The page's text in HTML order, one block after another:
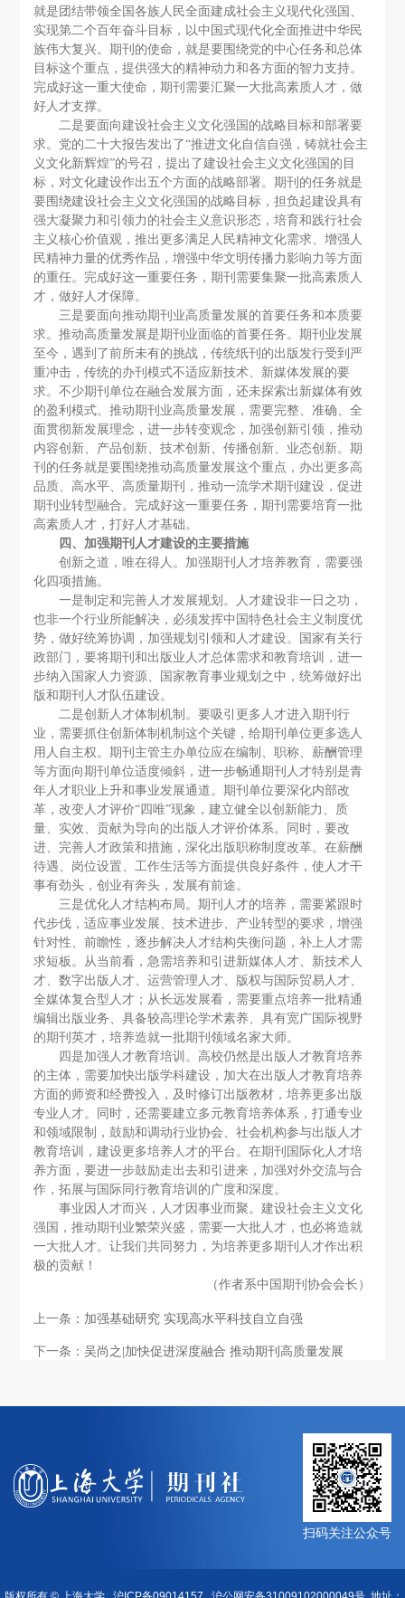
就是团结带领全国各族人民全面建成社会主义现代化强国、
实现第二个百年奋斗目标，以中国式现代化全面推进中华民
族伟大复兴。期刊的使命，就是要围绕党的中心任务和总体
目标这个重点，提供强大的精神动力和各方面的智力支持。
完成好这一重大使命，期刊需要汇聚一大批高素质人才，做
好人才支撑。
二是要面向建设社会主义文化强国的战略目标和部署要
求。党的二十大报告发出了“推进文化自信自强，铸就社会主
义文化新辉煌”的号召，提出了建设社会主义文化强国的目
标，对文化建设作出五个方面的战略部署。期刊的任务就是
要围绕建设社会主义文化强国的战略目标，担负起建设具有
强大凝聚力和引领力的社会主义意识形态，培育和践行社会
主义核心价值观，推出更多满足人民精神文化需求、增强人
民精神力量的优秀作品，增强中华文明传播力影响力等方面
的重任。完成好这一重要任务，期刊需要集聚一批高素质人
才，做好人才保障。
三是要面向推动期刊业高质量发展的首要任务和本质要
求。推动高质量发展是期刊业面临的首要任务。期刊业发展
至今，遇到了前所未有的挑战，传统纸刊的出版发行受到严
重冲击，传统的办刊模式不适应新技术、新媒体发展的要
求。不少期刊单位在融合发展方面，还未探索出新媒体有效
的盈利模式。推动期刊业高质量发展，需要完整、准确、全
面贯彻新发展理念，进一步转变观念，加强创新引领，推动
内容创新、产品创新、技术创新、传播创新、业态创新。期
刊的任务就是要围绕推动高质量发展这个重点，办出更多高
品质、高水平、高质量期刊，推动一流学术期刊建设，促进
期刊业转型融合。完成好这一重要任务，期刊需要培育一批
高素质人才，打好人才基础。
四、加强期刊人才建设的主要措施
创新之道，唯在得人。加强期刊人才培养教育，需要强
化四项措施。
一是制定和完善人才发展规划。人才建设非一日之功，
也非一个行业所能解决，必须发挥中国特色社会主义制度优
势，做好统筹协调，加强规划引领和人才建设。国家有关行
政部门，要将期刊和出版业人才总体需求和教育培训，进一
步纳入国家人力资源、国家教育事业规划之中，统筹做好出
版和期刊人才队伍建设。
二是创新人才体制机制。要吸引更多人才进入期刊行
业，需要抓住创新体制机制这个关键，给期刊单位更多选人
用人自主权。期刊主管主办单位应在编制、职称、薪酬管理
等方面向期刊单位适度倾斜，进一步畅通期刊人才特别是青
年人才职业上升和事业发展通道。期刊单位要深化内部改
革，改变人才评价“四唯”现象，建立健全以创新能力、质
量、实效、贡献为导向的出版人才评价体系。同时，要改
进、完善人才政策和措施，深化出版职称制度改革。在薪酬
待遇、岗位设置、工作生活等方面提供良好条件，使人才干
事有劲头，创业有奔头，发展有前途。
三是优化人才结构布局。期刊人才的培养，需要紧跟时
代步伐，适应事业发展、技术进步、产业转型的要求，增强
针对性、前瞻性，逐步解决人才结构失衡问题，补上人才需
求短板。从当前看，急需培养和引进新媒体人才、新技术人
才、数字出版人才、运营管理人才、版权与国际贸易人才、
全媒体复合型人才；从长远发展看，需要重点培养一批精通
编辑出版业务、具备较高理论学术素养、具有宽广国际视野
的期刊英才，培养造就一批期刊领域名家大师。
四是加强人才教育培训。高校仍然是出版人才教育培养
的主体，需要加快出版学科建设，加大在出版人才教育培养
方面的师资和经费投入，及时修订出版教材，培养更多出版
专业人才。同时，还需要建立多元教育培养体系，打通专业
和领域限制，鼓励和调动行业协会、社会机构参与出版人才
教育培训，建设更多培养人才的平台。在期刊国际化人才培
养方面，要进一步鼓励走出去和引进来，加强对外交流与合
作，拓展与国际同行教育培训的广度和深度。
事业因人才而兴，人才因事业而聚。建设社会主义文化
强国，推动期刊业繁荣兴盛，需要一大批人才，也必将造就
一大批人才。让我们共同努力，为培养更多期刊人才作出积
极的贡献！
（作者系中国期刊协会会长）
上一条： 加强基础研究 实现高水平科技自立自强
下一条： 吴尚之|加快促进深度融合 推动期刊高质量发展
扫码关注公众号